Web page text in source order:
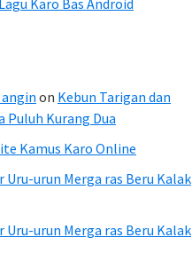
Karo Bas Android
on Kebun Tarigan dan
Puluh Kurang Dua
Kamus Karo Online
Uru-urun Merga ras Beru Kalak
Uru-urun Merga ras Beru Kalak